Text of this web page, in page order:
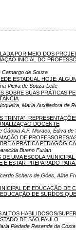
POR MEIO DOS
INICIAL DO
Camargo de Souza
ESTADUAL HOJE:
Vieira de Souza-Leite
SOBRE SUAS PRÁTICAS
Maria Auxiliadora de
TRINTA”:
DOCENTE
Cássia A.F. Moraes, Édiva de
DE PROFESSORES/
A PRÁTICA PEDAGÓGICA
Bueno Furlan
UMA ESCOLA
ESTAR PREPARADO PARA
Schers de Góes, Aline
DE EDUCAÇÃO DE
DE SURDOS
HABILIDOSOS/
DE SÃO PAULO
Piedade Resende da Costa